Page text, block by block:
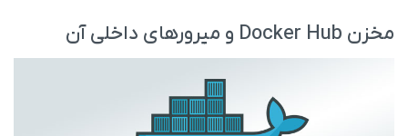
مخزن Docker Hub و میرورهای داخلی آن